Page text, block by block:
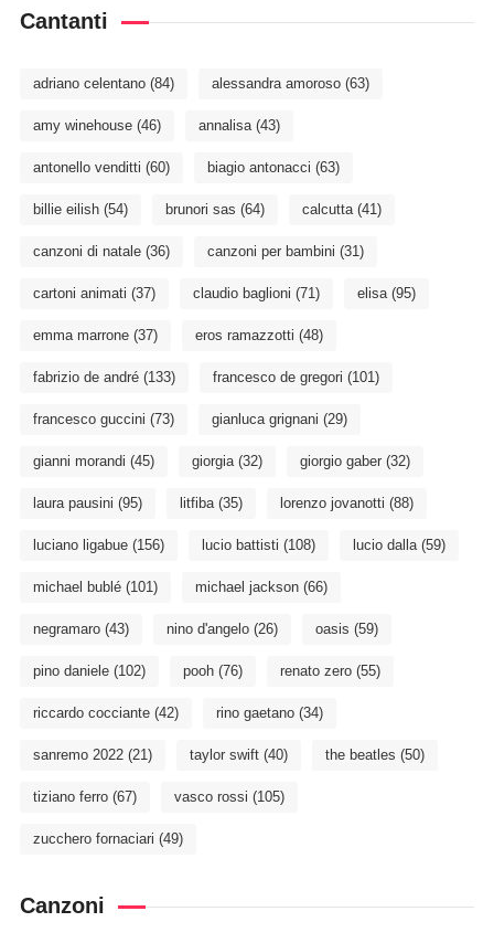
Cantanti
adriano celentano(84) alessandra amoroso(63)
amy winehouse(46) annalisa(43)
antonello venditti (60) biagio antonacci (63)
billie eilish(54) brunori sas (64) calcutta(41)
canzoni di natale(36) canzoni per bambini (31)
cartoni animati (37) claudio baglioni (71) elisa(95)
emma marrone(37) eros ramazzotti (48)
fabrizio de andré(133) francesco de gregori (101)
francesco guccini (73) gianluca grignani (29)
gianni morandi (45) giorgia(32) giorgio gaber(32)
laura pausini (95) litfiba(35) lorenzo jovanotti (88)
luciano ligabue(156) lucio battisti (108) lucio dalla(59)
michael bublé(101) michael jackson(66)
negramaro(43) nino d'angelo(26) oasis (59)
pino daniele(102) pooh(76) renato zero(55)
riccardo cocciante(42) rino gaetano(34)
sanremo 2022(21) taylor swift(40) the beatles (50)
tiziano ferro(67) vasco rossi (105)
zucchero fornaciari (49)
Canzoni